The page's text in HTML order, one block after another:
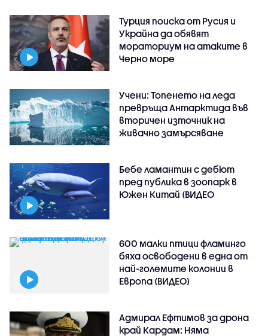
Турция поиска от Русия и
Украйна да обявят
мораториум на атаките в
Черно море
Учени: Топенето на леда
превръща Антарктида във
вторичен източник на
живачно замърсяване
Бебе ламантин с дебют
пред публика в зоопарк в
Южен Китай (ВИДЕО
600 малки птици фламинго
бяха освободени в една от
най-големите колонии в
Европа (ВИДЕО)
Адмирал Ефтимов за дрона
край Кардам: Няма